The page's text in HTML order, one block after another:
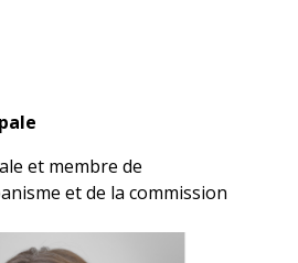
et membre de
et de la commission